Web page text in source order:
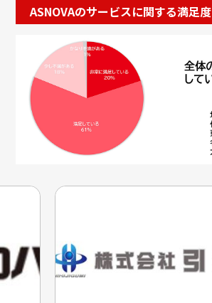
ASNOVAのサービスに関する満足度